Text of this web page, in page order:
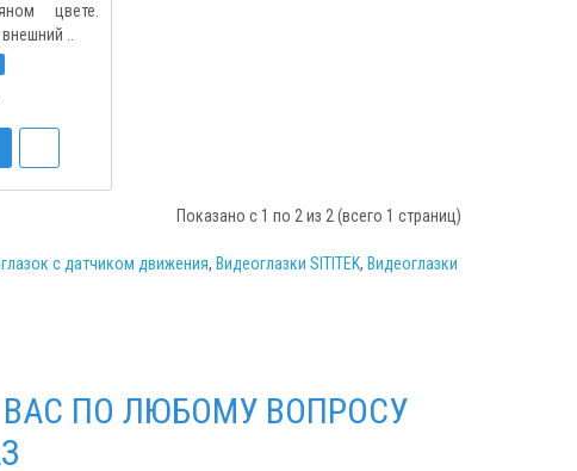
цвете.
..
Показано с 1 по 2 из 2 (всего 1 страниц)
с датчиком движения, Видеоглазки SITITEK, Видеоглазки
ПО ЛЮБОМУ ВОПРОСУ